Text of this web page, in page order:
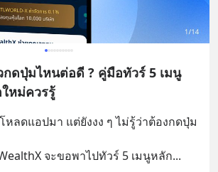
ดปุ่มไหนต่อดี ? คู่มือทัวร์ 5 เมนู
หม่ควรรู้
หลดแอปมา แต่ยังงง ๆ ไม่รู้ว่าต้องกดปุ่ม
จะขอพาไปทัวร์ 5 เมนูหลัก